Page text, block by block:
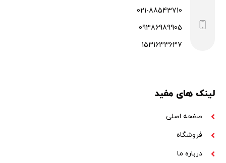
021-88543710
09386989905
1531633637
لینک های مفید
صفحه اصلی
فروشگاه
درباره ما